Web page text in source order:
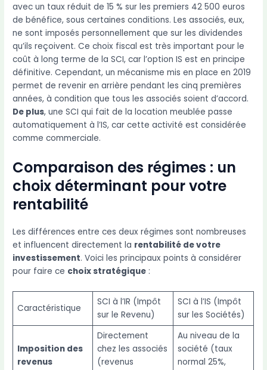
avec un taux réduit de 15 % sur les premiers 42 500 euros
de bénéfice, sous certaines conditions. Les associés, eux,
ne sont imposés personnellement que sur les dividendes
qu’ils reçoivent. Ce choix fiscal est très important pour le
coût à long terme de la SCI, car l’option IS est en principe
définitive. Cependant, un mécanisme mis en place en 2019
permet de revenir en arrière pendant les cinq premières
années, à condition que tous les associés soient d’accord.
De plus, une SCI qui fait de la location meublée passe
automatiquement à l’IS, car cette activité est considérée
comme commerciale.
Comparaison des régimes : un
choix déterminant pour votre
rentabilité
Les différences entre ces deux régimes sont nombreuses
et influencent directement la rentabilité de votre
investissement. Voici les principaux points à considérer
pour faire ce choix stratégique :
Caractéristique
SCI à l’IR (Impôt
sur le Revenu)
SCI à l’IS (Impôt
sur les Sociétés)
Imposition des
revenus
Directement
chez les associés
(revenus
Au niveau de la
société (taux
normal 25%,